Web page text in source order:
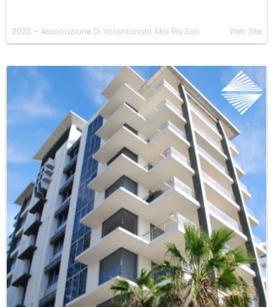
2025 - Associazione Di Volontariato Mai Più Soli Web Site